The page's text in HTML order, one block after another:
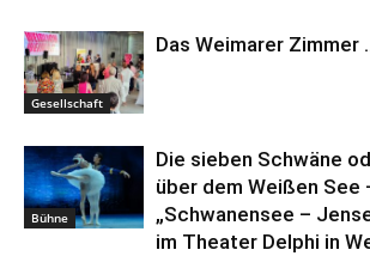
Gesellschaft
Das Weimarer Zimmer
Bühne
Die sieben Schwäne
über dem Weißen See
„Schwanensee –
im Theater Delphi in